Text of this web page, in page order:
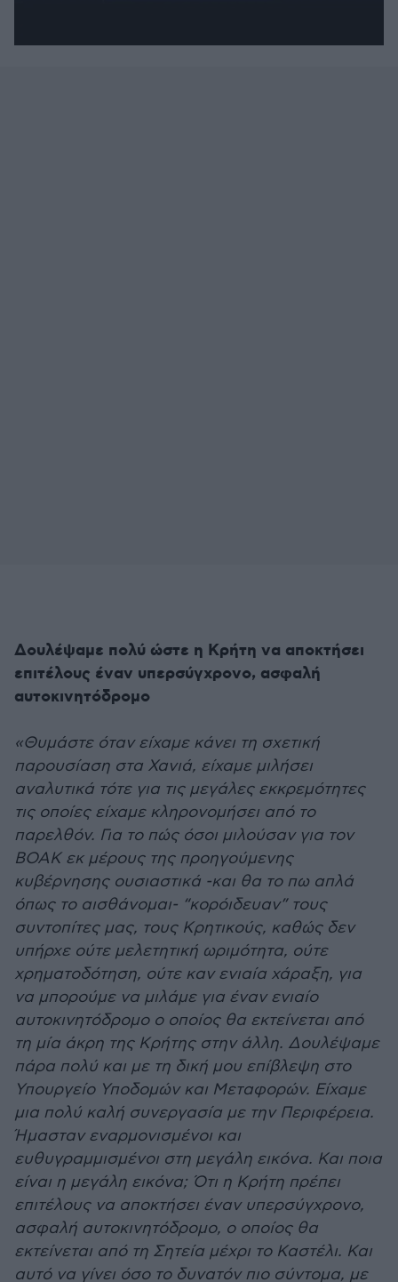
Δουλέψαμε πολύ ώστε η Κρήτη να αποκτήσει
επιτέλους έναν υπερσύγχρονο, ασφαλή
αυτοκινητόδρομο
«Θυμάστε όταν είχαμε κάνει τη σχετική
παρουσίαση στα Χανιά, είχαμε μιλήσει
αναλυτικά τότε για τις μεγάλες εκκρεμότητες
τις οποίες είχαμε κληρονομήσει από το
παρελθόν. Για το πώς όσοι μιλούσαν για τον
ΒΟΑΚ εκ μέρους της προηγούμενης
κυβέρνησης ουσιαστικά -και θα το πω απλά
όπως το αισθάνομαι- “κορόιδευαν” τους
συντοπίτες μας, τους Κρητικούς, καθώς δεν
υπήρχε ούτε μελετητική ωριμότητα, ούτε
χρηματοδότηση, ούτε καν ενιαία χάραξη, για
να μπορούμε να μιλάμε για έναν ενιαίο
αυτοκινητόδρομο ο οποίος θα εκτείνεται από
τη μία άκρη της Κρήτης στην άλλη. Δουλέψαμε
πάρα πολύ και με τη δική μου επίβλεψη στο
Υπουργείο Υποδομών και Μεταφορών. Είχαμε
μια πολύ καλή συνεργασία με την Περιφέρεια.
Ήμασταν εναρμονισμένοι και
ευθυγραμμισμένοι στη μεγάλη εικόνα. Και ποια
είναι η μεγάλη εικόνα; Ότι η Κρήτη πρέπει
επιτέλους να αποκτήσει έναν υπερσύγχρονο,
ασφαλή αυτοκινητόδρομο, ο οποίος θα
εκτείνεται από τη Σητεία μέχρι το Καστέλι. Και
αυτό να γίνει όσο το δυνατόν πιο σύντομα, με